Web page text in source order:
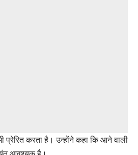
प्रेरित करता है। उन्होंने कहा कि आने वाली